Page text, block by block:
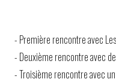
- Première rencontre avec
- Deuxième rencontre avec
- Troisième rencontre avec